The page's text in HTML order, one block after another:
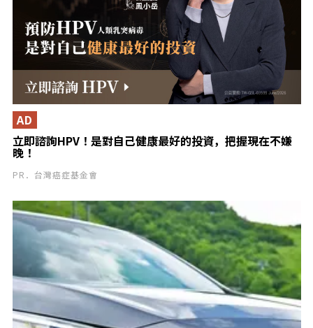
立即諮詢HPV！是對自己健康最好的投資，把握現在不嫌
晚！
AD
PR．台灣癌症基金會